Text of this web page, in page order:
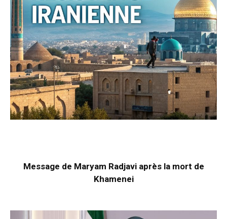
Message de Maryam Radjavi après la mort de
Khamenei